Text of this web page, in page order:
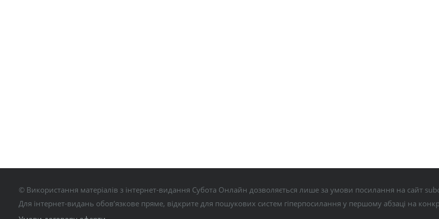
© Використання матеріалів з інтернет-видання Субота Онлайн дозволяється лише за умови посилання на сайт
Для інтернет-видань обов’язкове пряме, відкрите для пошукових систем гіперпосилання у першому абзаці на